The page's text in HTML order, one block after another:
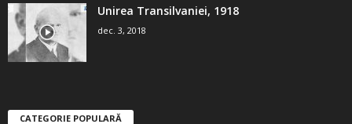
Unirea Transilvaniei, 1918
dec. 3, 2018
CATEGORIE POPULARĂ